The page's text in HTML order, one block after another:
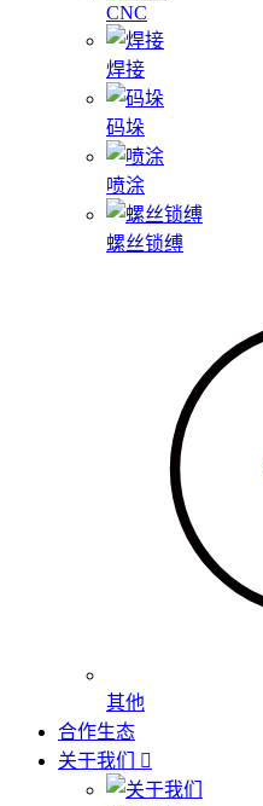
CNC
焊接
码垛
喷涂
螺丝锁缚
其他
合作生态
关于我们